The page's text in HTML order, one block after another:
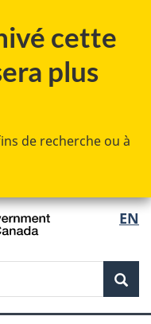
cette
plus
de recherche ou à
de
la
EN